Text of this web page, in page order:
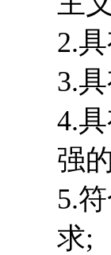
2.
3.
4.
强
5.
求;